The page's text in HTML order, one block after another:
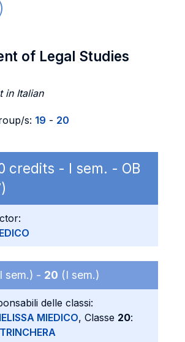
of Legal Studies
in Italian
s: 19 - 20
credits - I sem. - OB
sem.) - 20 (I sem.)
delle classi:
MIEDICO, Classe 20: